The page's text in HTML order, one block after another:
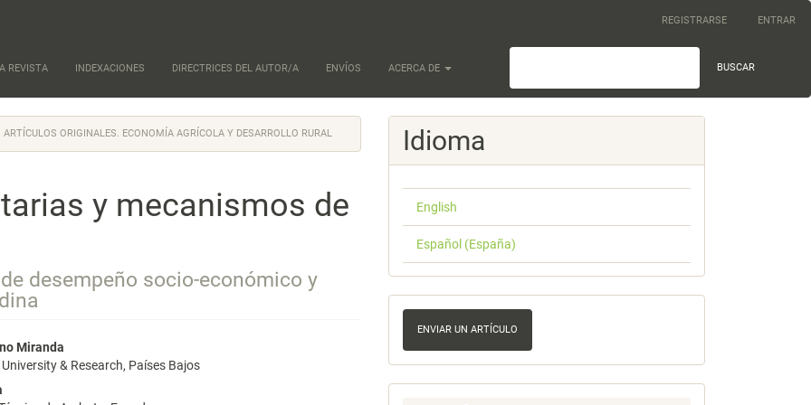
REGISTRARSE ENTRAR
REVISTA INDEXACIONES DIRECTRICES DEL AUTOR/A ENVÍOS ACERCA DE BUSCAR
ARTÍCULOS ORIGINALES. ECONOMÍA AGRÍCOLA Y DESARROLLO RURAL
y mecanismos de
desempeño socio-económico y
Miranda
& Research, Países Bajos
Idioma
English
Español (España)
Enviar
un
artículo
ENVIAR UN ARTÍCULO